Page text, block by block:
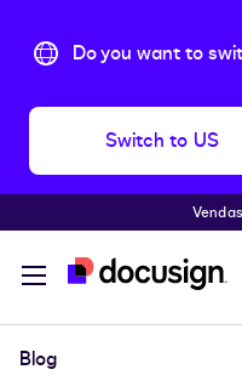
Do you want to
Switch to US
Pular para o conteúdo
Blog